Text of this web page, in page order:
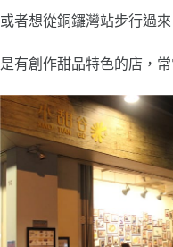
或者想從銅鑼灣站步行過
是有創作甜品特色的店，